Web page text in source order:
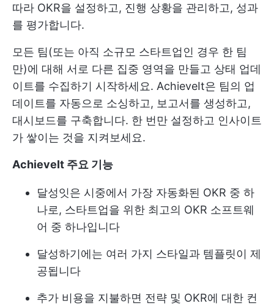
따라 OKR을 설정하고, 진행 상황을 관리하고, 성과
를 평가합니다.
모든 팀(또는 아직 소규모 스타트업인 경우 한 팀
만)에 대해 서로 다른 집중 영역을 만들고 상태 업데
이트를 수집하기 시작하세요. AchieveIt은 팀의 업
데이트를 자동으로 소싱하고, 보고서를 생성하고,
대시보드를 구축합니다. 한 번만 설정하고 인사이트
가 쌓이는 것을 지켜보세요.
AchieveIt 주요 기능
달성잇은 시중에서 가장 자동화된 OKR 중 하
나로, 스타트업을 위한 최고의 OKR 소프트웨
어 중 하나입니다
달성하기에는 여러 가지 스타일과 템플릿이 제
공됩니다
추가 비용을 지불하면 전략 및 OKR에 대한 컨